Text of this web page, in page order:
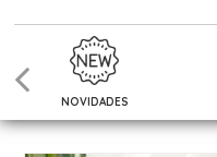
NOVIDADES